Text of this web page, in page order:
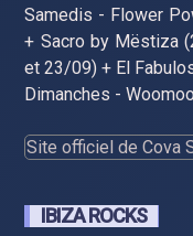
Samedis - Flower
+ Sacro by Mëstiza
et 23/09) + El
Dimanches -
Site officiel de Cova
IBIZA ROCKS